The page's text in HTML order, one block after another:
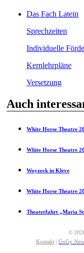
Das Fach Latein
Sprechzeiten
Individuelle
Kernlehrpläne
Versetzung
Auch
White Horse Theatre
White Horse Theatre
Woyzeck in Kleve
White Horse Theatre
Theaterfahrt „Maria
©
Kontakt| GoGy